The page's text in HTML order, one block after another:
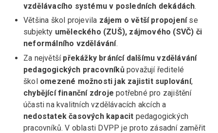
vzdělávacího systému v posledních dekádách.
Většina škol projevila zájem o větší propojeníse
subjekty uměleckého (ZUŠ), zájmového (SVČ) či
neformálního vzdělávání.
Za největší překážky bránící dalšímu vzdělávání
pedagogických pracovníkůpovažují ředitelé
škol omezené možnosti jak zajistit suplování,
chybějící finanční zdrojepotřebné pro zajištění
účasti na kvalitních vzdělávacích akcích a
nedostatek časových kapacit pedagogických
pracovníků. V oblasti DVPP je proto zásadní zaměřit